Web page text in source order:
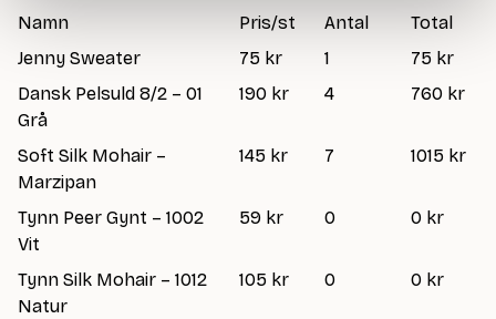
Namn Pris/st Antal
Total
Jenny Sweater
75 kr 1
75 kr
Dansk Pelsuld 8/2 – 01
Grå
190 kr 4 760 kr
Soft Silk Mohair –
Marzipan
145 kr 7 1015 kr
Tynn Peer Gynt – 1002
Vit
59 kr 0 0 kr
Tynn Silk Mohair – 1012
Natur
105 kr 0 0 kr